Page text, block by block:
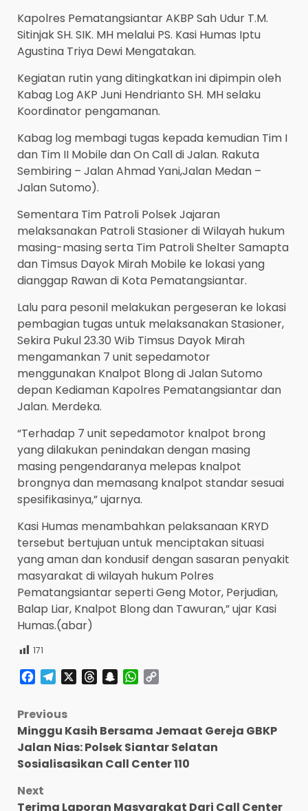
Kapolres Pematangsiantar AKBP Sah Udur T.M.
Sitinjak SH. SIK. MH melalui PS. Kasi Humas Iptu
Agustina Triya Dewi Mengatakan.
Kegiatan rutin yang ditingkatkan ini dipimpin oleh
Kabag Log AKP Juni Hendrianto SH. MH selaku
Koordinator pengamanan.
Kabag log membagi tugas kepada kemudian Tim I
dan Tim II Mobile dan On Call di Jalan. Rakuta
Sembiring – Jalan Ahmad Yani,Jalan Medan –
Jalan Sutomo).
Sementara Tim Patroli Polsek Jajaran
melaksanakan Patroli Stasioner di Wilayah hukum
masing-masing serta Tim Patroli Shelter Samapta
dan Timsus Dayok Mirah Mobile ke lokasi yang
dianggap Rawan di Kota Pematangsiantar.
Lalu para pesonil melakukan pergeseran ke lokasi
pembagian tugas untuk melaksanakan Stasioner,
Sekira Pukul 23.30 Wib Timsus Dayok Mirah
mengamankan 7 unit sepedamotor
menggunakan Knalpot Blong di Jalan Sutomo
depan Kediaman Kapolres Pematangsiantar dan
Jalan. Merdeka.
“Terhadap 7 unit sepedamotor knalpot brong
yang dilakukan penindakan dengan masing
masing pengendaranya melepas knalpot
brongnya dan memasang knalpot standar sesuai
spesifikasinya,” ujarnya.
Kasi Humas menambahkan pelaksanaan KRYD
tersebut bertujuan untuk menciptakan situasi
yang aman dan kondusif dengan sasaran penyakit
masyarakat di wilayah hukum Polres
Pematangsiantar seperti Geng Motor, Perjudian,
Balap Liar, Knalpot Blong dan Tawuran,” ujar Kasi
Humas.(abar)
171
Facebook
TelegramThreadsSnapchatWhatsApp
Post
navigation
Previous
Minggu Kasih Bersama Jemaat Gereja GBKP
Jalan Nias: Polsek Siantar Selatan
Sosialisasikan Call Center 110
Next
Terima Laporan Masyarakat Dari Call Center